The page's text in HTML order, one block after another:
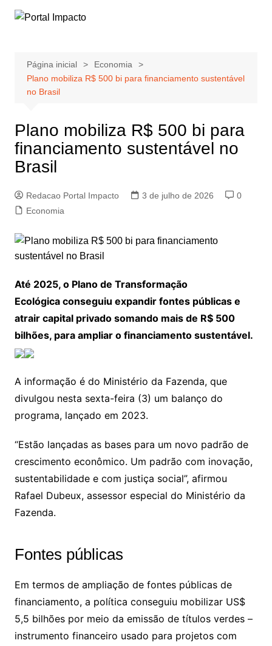
para
Página inicial
Economia
Plano mobiliza R$ 500 bi para financiamento sustentável
no Brasil
Plano mobiliza R$ 500 bi para
financiamento sustentável no
Brasil
Redacao Portal Impacto 3 de julho de 2026
0
Economia
Até 2025, o Plano de Transformação
Ecológica conseguiu expandir fontes públicas e
atrair capital privado somando mais de R$ 500
bilhões, para ampliar o financiamento sustentável.
A informação é do Ministério da Fazenda, que
divulgou nesta sexta-feira (3) um balanço do
programa, lançado em 2023.
“Estão lançadas as bases para um novo padrão de
crescimento econômico. Um padrão com inovação,
sustentabilidade e com justiça social”, afirmou
Rafael Dubeux, assessor especial do Ministério da
Fazenda.
Fontes públicas
Em termos de ampliação de fontes públicas de
financiamento, a política conseguiu mobilizar US$
5,5 bilhões por meio da emissão de títulos verdes –
instrumento financeiro usado para projetos com